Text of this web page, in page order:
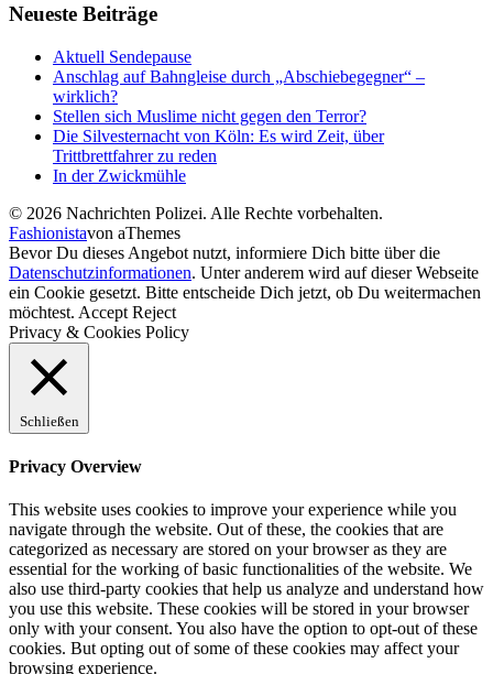
Neueste Beiträge
Aktuell Sendepause
Anschlag auf Bahngleise durch „Abschiebegegner“ –
wirklich?
Stellen sich Muslime nicht gegen den Terror?
Die Silvesternacht von Köln: Es wird Zeit, über
Trittbrettfahrer zu reden
In der Zwickmühle
© 2026 Nachrichten Polizei. Alle Rechte vorbehalten.
Fashionistavon aThemes
Bevor Du dieses Angebot nutzt, informiere Dich bitte über die
Datenschutzinformationen. Unter anderem wird auf dieser Webseite
ein Cookie gesetzt. Bitte entscheide Dich jetzt, ob Du weitermachen
möchtest. Accept Reject
Privacy & Cookies Policy
Schließen
Privacy Overview
This website uses cookies to improve your experience while you
navigate through the website. Out of these, the cookies that are
categorized as necessary are stored on your browser as they are
essential for the working of basic functionalities of the website. We
also use third-party cookies that help us analyze and understand how
you use this website. These cookies will be stored in your browser
only with your consent. You also have the option to opt-out of these
cookies. But opting out of some of these cookies may affect your
browsing experience.